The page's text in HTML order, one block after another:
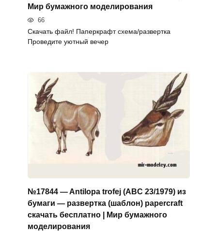
Мир бумажного моделирования
66
Скачать файл! Паперкрафт схема/развертка
Проведите уютный вечер
№17844 — Antilopa trofej (ABC 23/1979) из
бумаги — развертка (шаблон) papercraft
скачать бесплатно | Мир бумажного
моделирования